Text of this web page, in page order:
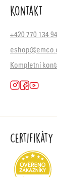
Kontakt
+420 770 134
Kompletní
Certifikáty